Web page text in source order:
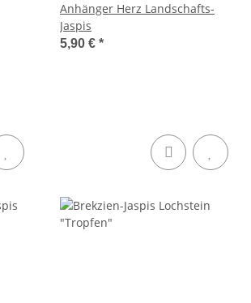
Anhänger Herz Landschafts-
Jaspis
5,90 € *